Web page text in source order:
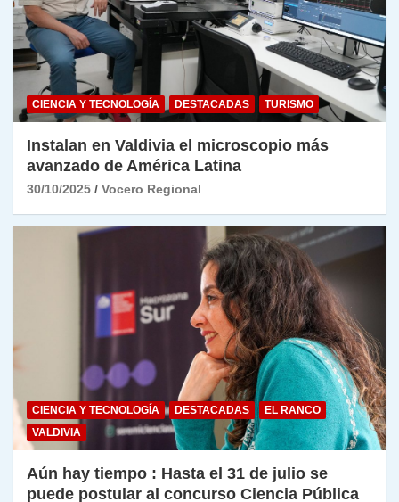
CIENCIA Y TECNOLOGÍA DESTACADAS TURISMO
Instalan en Valdivia el microscopio más
avanzado de América Latina
30/10/2025 Vocero Regional
CIENCIA Y TECNOLOGÍA DESTACADAS
EL RANCO
VALDIVIA
Aún hay tiempo : Hasta el 31 de julio se
puede postular al concurso Ciencia Pública